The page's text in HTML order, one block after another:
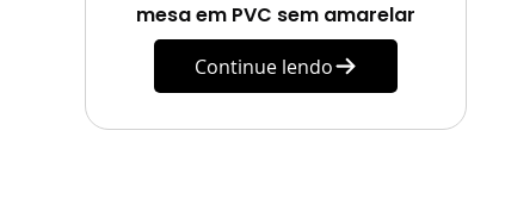
mesa em PVC sem amarelar
Continue lendo